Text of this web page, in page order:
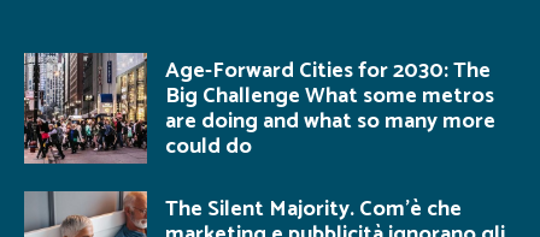
Age-Forward Cities for 2030: The
Big Challenge What some metros
are doing and what so many more
could do
The Silent Majority. Com’è che